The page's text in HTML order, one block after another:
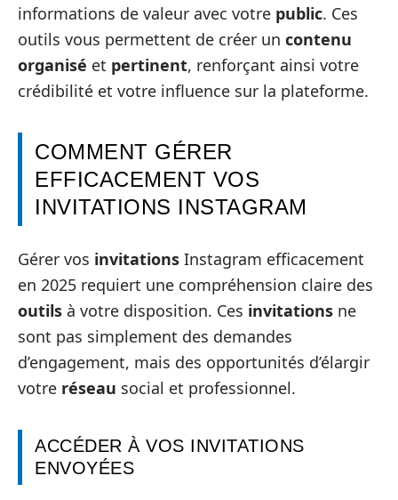
informations de valeur avec votre public. Ces
outils vous permettent de créer un contenu
organisé et pertinent, renforçant ainsi votre
crédibilité et votre influence sur la plateforme.
COMMENT GÉRER
EFFICACEMENT VOS
INVITATIONS INSTAGRAM
Gérer vos invitations Instagram efficacement
en 2025 requiert une compréhension claire des
outils à votre disposition. Ces invitations ne
sont pas simplement des demandes
d’engagement, mais des opportunités d’élargir
votre réseau social et professionnel.
ACCÉDER À VOS INVITATIONS
ENVOYÉES